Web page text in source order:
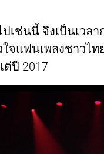
ช่นนี้ จึงเป็นเวลา
จแฟนเพลงชาวไ
ต่ปี 2017